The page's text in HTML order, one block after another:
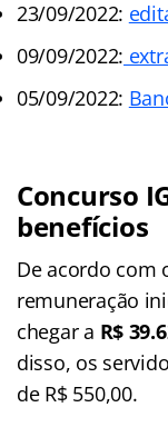
23/09/2022:
09/09/2022:
05/09/2022:
Concurso
benefícios
De acordo com
remuneração
chegar a R$
disso, os
de R$ 550,00.